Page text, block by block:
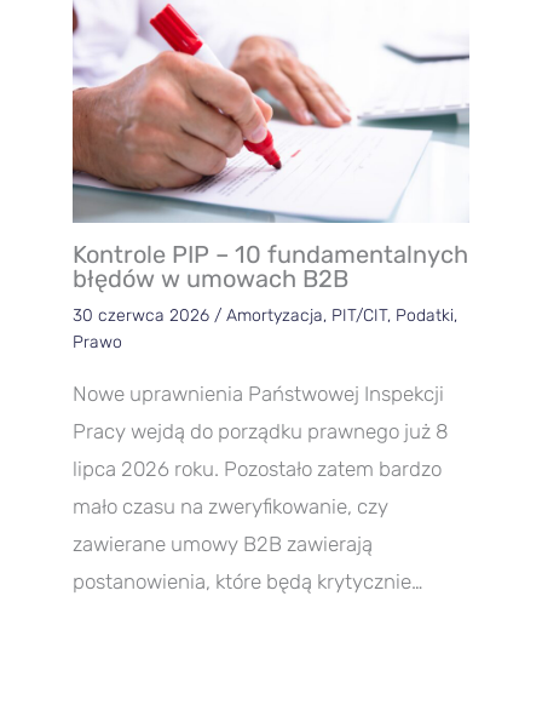
Kontrole PIP – 10 fundamentalnych
błędów w umowach B2B
30 czerwca 2026 / Amortyzacja, PIT/CIT, Podatki,
Prawo
Nowe uprawnienia Państwowej Inspekcji
Pracy wejdą do porządku prawnego już 8
lipca 2026 roku. Pozostało zatem bardzo
mało czasu na zweryfikowanie, czy
zawierane umowy B2B zawierają
postanowienia, które będą krytycznie…